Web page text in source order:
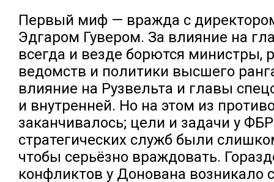
Первый миф — вражда с
Эдгаром Гувером. За влияние на
всегда и везде борются министры,
ведомств и политики высшего
влияние на Рузвельта и главы
и внутренней. Но на этом из
заканчивалось; цели и задачи у
стратегических служб были
чтобы серьёзно враждовать.
конфликтов у Донована возникало с